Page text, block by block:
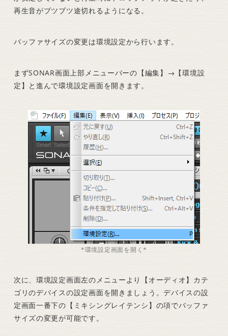
再生音がブツブツ途切れるようになる。
バッファサイズの変更は環境設定から行います。
まずSONAR画面上部メニューバーの【編集】→【環境設
定】と進んで環境設定画面を開きます。
*環境設定画面を開く*
次に、環境設定画面左のメニューより【オーディオ】カテ
ゴリのデバイスの設定画面を開きましょう。デバイスの設
定画面一番下の【ミキシングレイテンシ】の項でバッファ
サイズの変更が可能です。